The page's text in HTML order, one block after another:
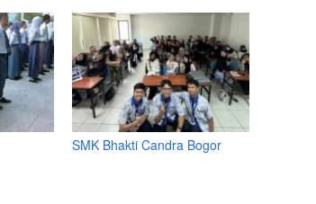
SMK Bhakti Candra Bogor